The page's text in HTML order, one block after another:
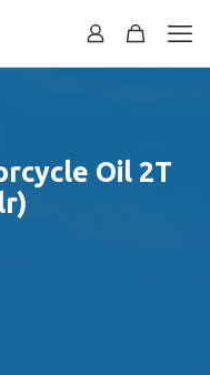
Oil 2T